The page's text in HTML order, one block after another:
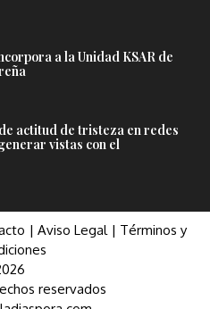
a la Unidad KSAR de
actitud de tristeza en redes
vistas con el
| Aviso Legal | Términos y
reservados